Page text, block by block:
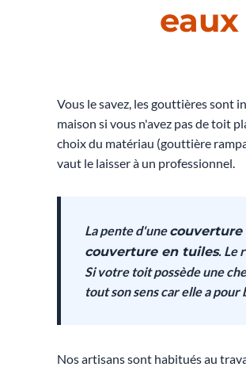
Vous le savez, les gouttières sont
maison si vous n'avez pas de toit
choix du matériau (gouttière
vaut le laisser à un professionnel.
La pente d'unecouverture
couverture en tuiles. Le
Si votre toit possède une
tout son sens car elle a
Nos artisans sont habitués au